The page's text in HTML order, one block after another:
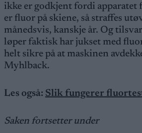
ikke er godkjent fordi apparatet
er fluor på skiene, så straffes
månedsvis, kanskje år. Og
løper faktisk har jukset med
helt sikre på at maskinen
Myhlback.
Les også: Slik fungerer
Saken fortsetter under